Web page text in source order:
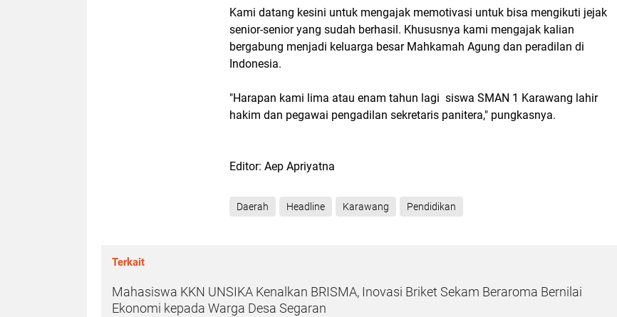
Kami datang kesini untuk mengajak memotivasi untuk bisa mengikuti jejak
senior-senior yang sudah berhasil. Khususnya kami mengajak kalian
bergabung menjadi keluarga besar Mahkamah Agung dan peradilan di
Indonesia.
"Harapan kami lima atau enam tahun lagi siswa SMAN 1 Karawang lahir
hakim dan pegawai pengadilan sekretaris panitera," pungkasnya.
Editor: Aep Apriyatna
Daerah Headline Karawang Pendidikan
Terkait
Mahasiswa KKN UNSIKA Kenalkan BRISMA, Inovasi Briket Sekam Beraroma Bernilai
Ekonomi kepada Warga Desa Segaran